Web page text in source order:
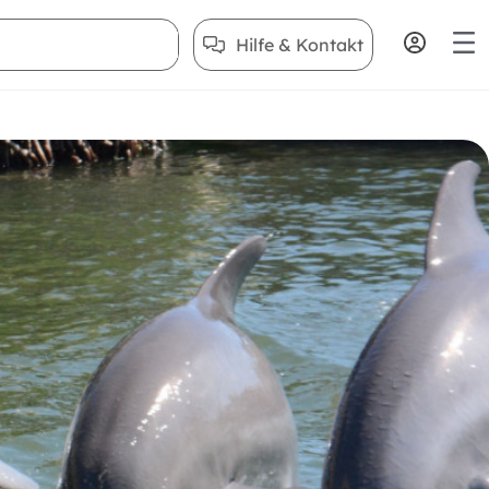
Hilfe & Kontakt